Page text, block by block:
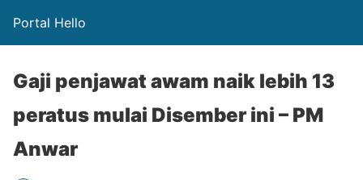
Portal Hello
Gaji penjawat awam naik lebih 13
peratus mulai Disember ini – PM
Anwar